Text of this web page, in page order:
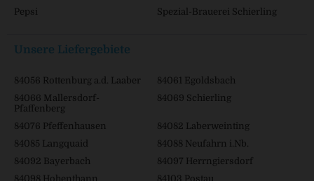
Pepsi
Spezial-Brauerei Schierling
Unsere Liefergebiete
84056 Rottenburg a.d. Laaber
84061 Egoldsbach
84066 Mallersdorf-
Pfaffenberg
84069 Schierling
84076 Pfeffenhausen
84082 Laberweinting
84085 Langquaid
84088 Neufahrn i.Nb.
84092 Bayerbach
84097 Herrngiersdorf
84098 Hohenthann
84103 Postau